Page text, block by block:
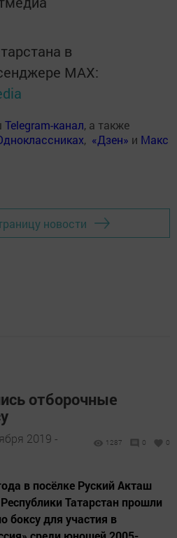
в
MАХ:
Telegram-канал, а также
, «Дзен» и Макс
новости
отборочные
2019 -
1287 0 0
в посёлке Руский Акташ
Татарстан прошли
боксу для участия в